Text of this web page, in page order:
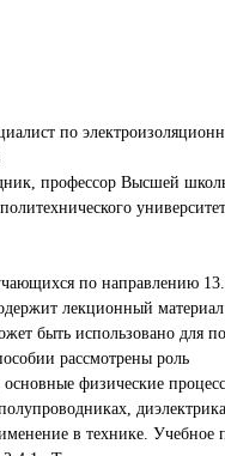
по
профессор Высшей
по направлению
лекционный
быть использовано для
рассмотрены роль
основные физические
в технике. Учебное